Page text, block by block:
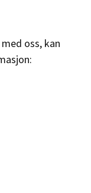
oss, kan